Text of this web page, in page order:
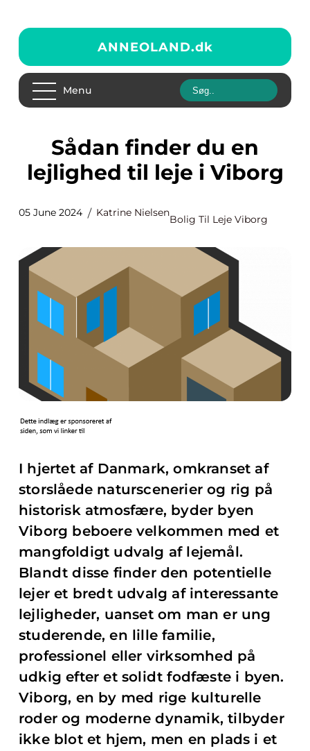
ANNEOLAND.dk
Menu
Sådan finder du en
lejlighed til leje i Viborg
05 June 2024 Katrine Nielsen
Bolig Til Leje Viborg
I hjertet af Danmark, omkranset af
storslåede naturscenerier og rig på
historisk atmosfære, byder byen
Viborg beboere velkommen med et
mangfoldigt udvalg af lejemål.
Blandt disse finder den potentielle
lejer et bredt udvalg af interessante
lejligheder, uanset om man er ung
studerende, en lille familie,
professionel eller virksomhed på
udkig efter et solidt fodfæste i byen.
Viborg, en by med rige kulturelle
roder og moderne dynamik, tilbyder
ikke blot et hjem, men en plads i et